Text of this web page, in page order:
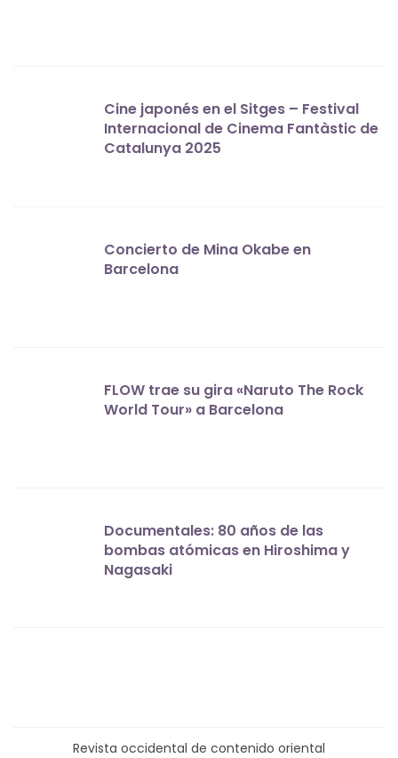
Cine japonés en el Sitges – Festival
Internacional de Cinema Fantàstic de
Catalunya 2025
Concierto de Mina Okabe en
Barcelona
FLOW trae su gira «Naruto The Rock
World Tour» a Barcelona
Documentales: 80 años de las
bombas atómicas en Hiroshima y
Nagasaki
Revista occidental de contenido oriental